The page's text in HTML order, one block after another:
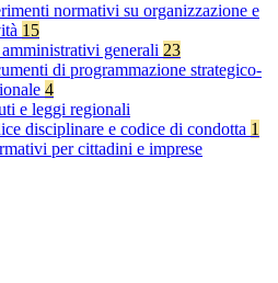
normativi su organizzazione e
15
generali 23
di programmazione strategico-
4
e leggi regionali
disciplinare e codice di condotta 1
per cittadini e imprese